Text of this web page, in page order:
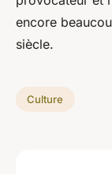
encore
siècle.
Culture